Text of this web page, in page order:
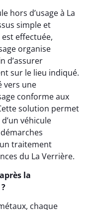
hors d’usage à La
simple et
effectuée,
organise
d’assurer
sur le lieu indiqué.
vers une
conforme aux
solution permet
véhicule
traitement
du La Verrière.
la
chaque